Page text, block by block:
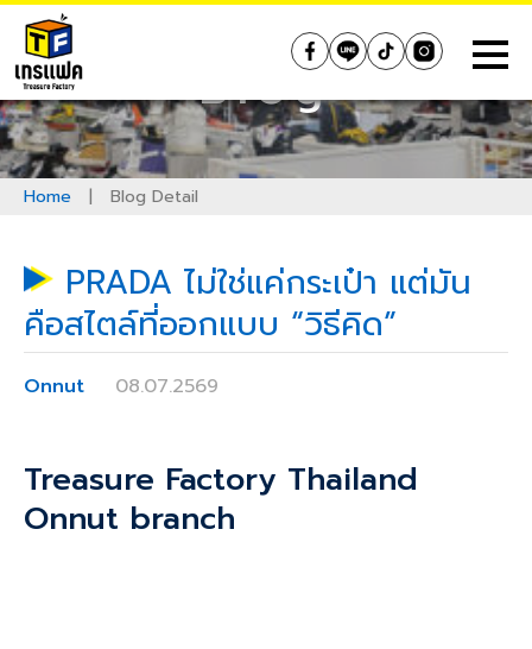
Skip
content
Treasure Factory (Thailand)
Blog
Home | Blog Detail
PRADA ไม่ใช่แค่กระเป๋า แต่มัน
คือสไตล์ที่ออกแบบ “วิธีคิด”
Onnut 08.07.2569
Treasure Factory Thailand
Onnut branch